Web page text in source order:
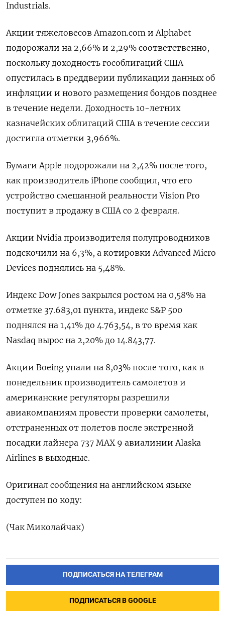
Industrials.
Акции тяжеловесов Amazon.com и Alphabet
подорожали на 2,66% и 2,29% соответственно,
поскольку доходность гособлигаций США
опустилась в преддверии публикации данных об
инфляции и нового размещения бондов позднее
в течение недели. Доходность 10-летних
казначейских облигаций США в течение сессии
достигла отметки 3,966%.
Бумаги Apple подорожали на 2,42% после того,
как производитель iPhone сообщил, что его
устройство смешанной реальности Vision Pro
поступит в продажу в США со 2 февраля.
Акции Nvidia производителя полупроводников
подскочили на 6,3%, а котировки Advanced Micro
Devices поднялись на 5,48%.
Индекс Dow Jones закрылся ростом на 0,58% на
отметке 37.683,01 пункта, индекс S&P 500
поднялся на 1,41% до 4.763,54, в то время как ​
Nasdaq вырос на 2,20% до 14.843,77.
Акции Boeing упали на 8,03% после того, как в
понедельник производитель самолетов и
американские регуляторы разрешили
авиакомпаниям провести проверки самолеты,
отстраненных от полетов после экстренной
посадки лайнера 737 MAX 9 авиалинии Alaska
Airlines в выходные.
Оригинал сообщения на английском языке
доступен по коду:
(Чак Миколайчак)
ПОДПИСАТЬСЯ НА ТЕЛЕГРАМ
ПОДПИСАТЬСЯ В GOOGLE